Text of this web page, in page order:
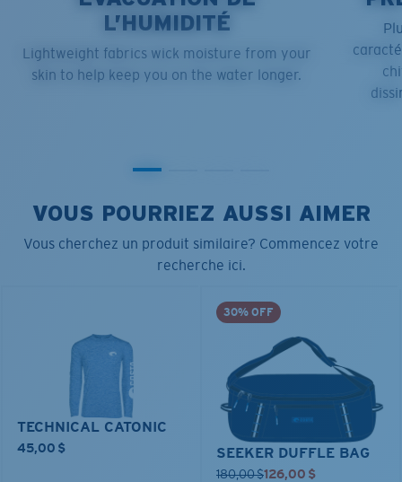
L’HUMIDITÉ
Lightweight fabrics wick moisture from your
skin to help keep you on the water longer.
VOUS POURRIEZ AUSSI AIMER
Vous cherchez un produit similaire? Commencez votre
recherche ici.
TECHNICAL CATONIC
45,00 $
30% OFF
SEEKER DUFFLE BAG
180,00 $126,00 $